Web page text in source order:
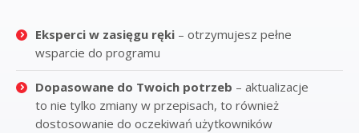
Eksperci w zasięgu ręki – otrzymujesz pełne
wsparcie do programu
Dopasowane do Twoich potrzeb – aktualizacje
to nie tylko zmiany w przepisach, to również
dostosowanie do oczekiwań użytkowników